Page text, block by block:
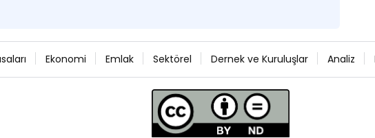
Ekonomi Emlak Sektörel Dernek ve Kuruluşlar Analiz